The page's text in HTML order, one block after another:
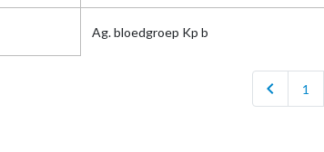
Ag. bloedgroep Kp b
chevron_left 1